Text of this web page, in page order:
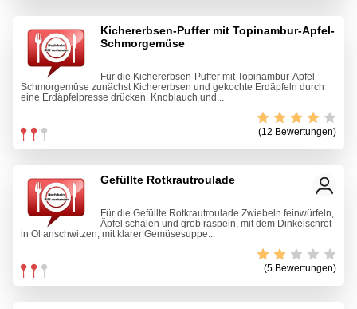
Kichererbsen-Puffer mit Topinambur-Apfel-
Schmorgemüse
Für die Kichererbsen-Puffer mit Topinambur-Apfel-
Schmorgemüse zunächst Kichererbsen und gekochte Erdäpfeln durch
eine Erdäpfelpresse drücken. Knoblauch und...
(12 Bewertungen)
Gefüllte Rotkrautroulade
Für die Gefüllte Rotkrautroulade Zwiebeln feinwürfeln,
Äpfel schälen und grob raspeln, mit dem Dinkelschrot
in Öl anschwitzen, mit klarer Gemüsesuppe...
(5 Bewertungen)